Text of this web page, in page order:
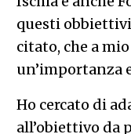
questi
citato, che a
un’importanza
Ho cercato di
all’obiettivo da